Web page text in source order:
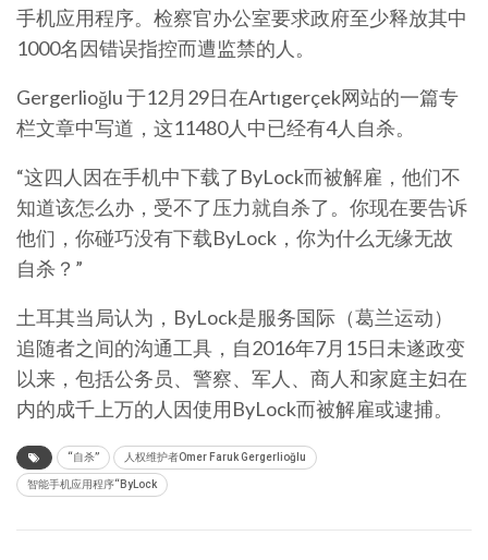
手机应用程序。检察官办公室要求政府至少释放其中
1000名因错误指控而遭监禁的人。
Gergerlioğlu 于12月29日在Artıgerçek网站的一篇专
栏文章中写道，这11480人中已经有4人自杀。
“这四人因在手机中下载了ByLock而被解雇，他们不
知道该怎么办，受不了压力就自杀了。你现在要告诉
他们，你碰巧没有下载ByLock，你为什么无缘无故
自杀？”
土耳其当局认为，ByLock是服务国际（葛兰运动）
追随者之间的沟通工具，自2016年7月15日未遂政变
以来，包括公务员、警察、军人、商人和家庭主妇在
内的成千上万的人因使用ByLock而被解雇或逮捕。
“自杀” 人权维护者Omer Faruk Gergerlioğlu
智能手机应用程序“ByLock